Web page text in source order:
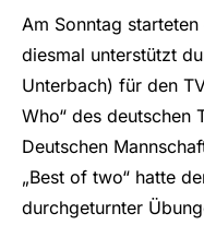
Am Sonntag
diesmal unterstützt
Unterbach) für den
Who“ des deutschen
Deutschen
„Best of two“ hatte
durchgeturnter